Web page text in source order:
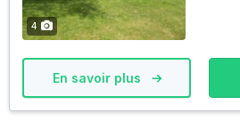
4
En savoir plus